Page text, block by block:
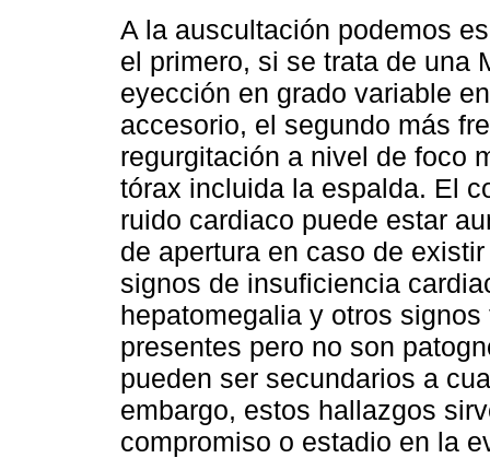
A la auscultación podemos
el primero, si se trata de una
eyección en grado variable
accesorio, el segundo más
regurgitación a nivel de foco
tórax incluida la espalda. El
ruido cardiaco puede estar
de apertura en caso de
signos de insuficiencia
hepatomegalia y otros
presentes pero no son
pueden ser secundarios a
embargo, estos hallazgos
compromiso o estadio en la